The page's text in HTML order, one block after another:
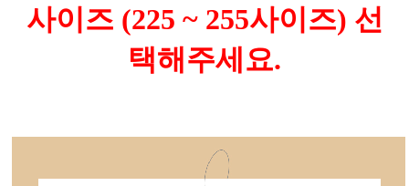
사이즈 (225 ~ 255사이즈) 선
택해주세요.